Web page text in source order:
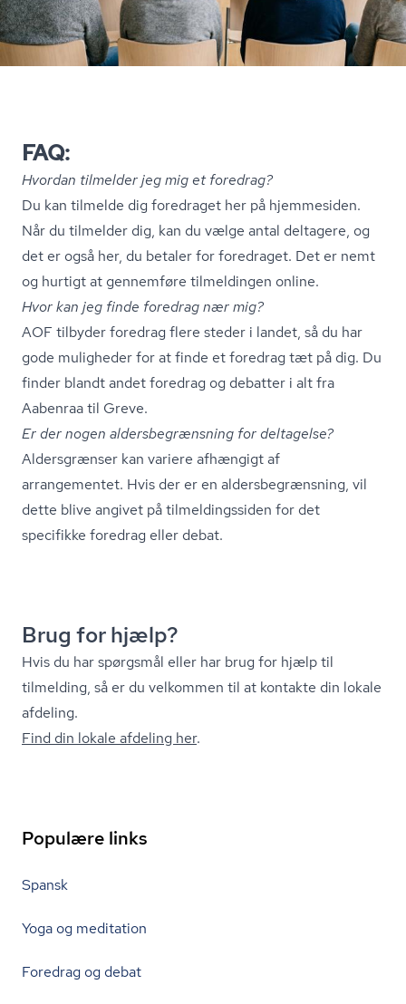
FAQ:
Hvordan tilmelder jeg mig et foredrag?
Du kan tilmelde dig foredraget her på hjemmesiden.
Når du tilmelder dig, kan du vælge antal deltagere, og
det er også her, du betaler for foredraget. Det er nemt
og hurtigt at gennemføre tilmeldingen online.
Hvor kan jeg finde foredrag nær mig?
AOF tilbyder foredrag flere steder i landet, så du har
gode muligheder for at finde et foredrag tæt på dig. Du
finder blandt andet foredrag og debatter i alt fra
Aabenraa til Greve.
Er der nogen al­ders­be­græns­ning for deltagelse?
Aldersgrænser kan variere afhængigt af
arrangementet. Hvis der er en al­ders­be­græns­ning, vil
dette blive angivet på til­mel­dings­si­den for det
specifikke foredrag eller debat.
Brug for hjælp?
Hvis du har spørgsmål eller har brug for hjælp til
tilmelding, så er du velkommen til at kontakte din lokale
afdeling.
Find din lokale afdeling her.
Populære links
Spansk
Yoga og meditation
Foredrag og debat